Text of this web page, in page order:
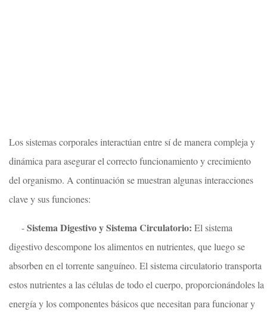
Los sistemas corporales interactúan entre sí de manera compleja y
dinámica para asegurar el correcto funcionamiento y crecimiento
del organismo. A continuación se muestran algunas interacciones
clave y sus funciones:
-Sistema Digestivo y Sistema Circulatorio: El sistema
digestivo descompone los alimentos en nutrientes, que luego se
absorben en el torrente sanguíneo. El sistema circulatorio transporta
estos nutrientes a las células de todo el cuerpo, proporcionándoles la
energía y los componentes básicos que necesitan para funcionar y